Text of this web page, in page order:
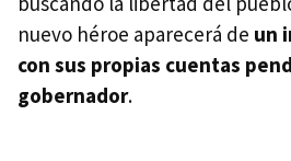
nuevo héroe aparecerá de un
con sus propias cuentas
gobernador.